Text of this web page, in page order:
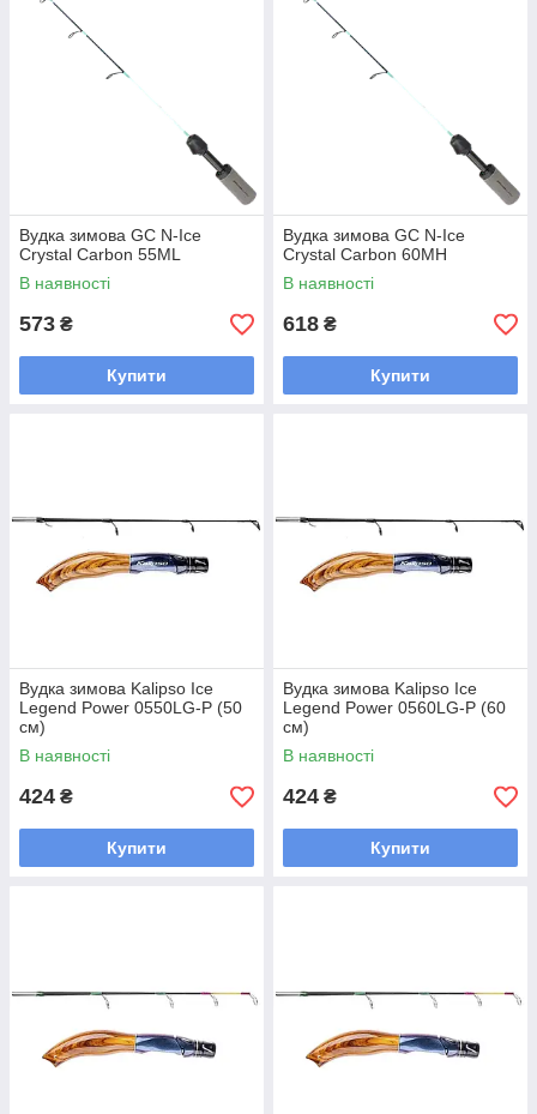
Вудка зимова GC N-Ice
Crystal Carbon 55ML
В наявності
573 ₴
Купити
Вудка зимова GC N-Ice
Crystal Carbon 60MH
В наявності
618 ₴
Купити
Вудка зимова Kalipso Ice
Legend Power 0550LG-P (50
см)
В наявності
424 ₴
Купити
Вудка зимова Kalipso Ice
Legend Power 0560LG-P (60
см)
В наявності
424 ₴
Купити